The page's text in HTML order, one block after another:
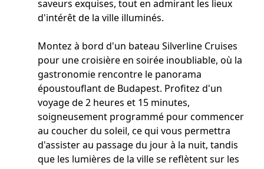
saveurs exquises, tout en admirant les lieux
d'intérêt de la ville illuminés.
Montez à bord d'un bateau Silverline Cruises
pour une croisière en soirée inoubliable, où la
gastronomie rencontre le panorama
époustouflant de Budapest. Profitez d'un
voyage de 2 heures et 15 minutes,
soigneusement programmé pour commencer
au coucher du soleil, ce qui vous permettra
d'assister au passage du jour à la nuit, tandis
que les lumières de la ville se reflètent sur les